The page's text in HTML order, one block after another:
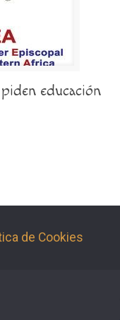
educación
de Cookies